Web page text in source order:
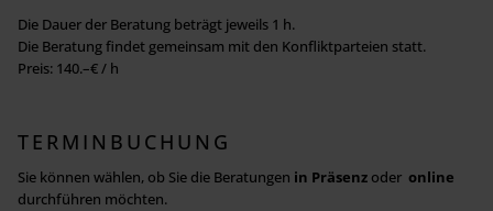
Die Dauer der Beratung beträgt jeweils 1 h.
Die Beratung findet gemeinsam mit den Konfliktparteien statt.
Preis: 140.–€ / h
TERMINBUCHUNG
Sie können wählen, ob Sie die Beratungen in Präsenzoder online
durchführen möchten.